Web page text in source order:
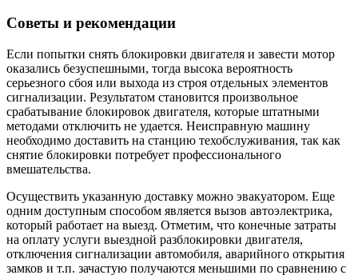
Советы и рекомендации
Если попытки снять блокировки двигателя и завести мотор
оказались безуспешными, тогда высока вероятность
серьезного сбоя или выхода из строя отдельных элементов
сигнализации. Результатом становится произвольное
срабатывание блокировок двигателя, которые штатными
методами отключить не удается. Неисправную машину
необходимо доставить на станцию техобслуживания, так как
снятие блокировки потребует профессионального
вмешательства.
Осуществить указанную доставку можно эвакуатором. Еще
одним доступным способом является вызов автоэлектрика,
который работает на выезд. Отметим, что конечные затраты
на оплату услуги выездной разблокировки двигателя,
отключения сигнализации автомобиля, аварийного открытия
замков и т.п. зачастую получаются меньшими по сравнению с